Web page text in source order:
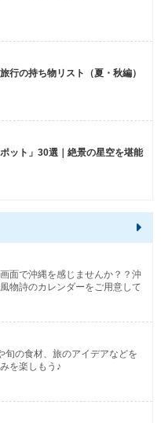
行の持ち物リスト（夏・秋編）
ット」30選｜絶景の星空を堪能
面で沖縄を感じませんか？？沖
物詩のカレンダーをご用意して
旬の食材、旅のアイデアなどを
を楽しもう♪